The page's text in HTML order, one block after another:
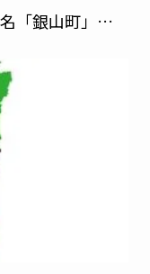
名「銀山町」…